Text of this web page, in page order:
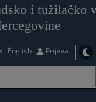
i tužilačko
English Prijava